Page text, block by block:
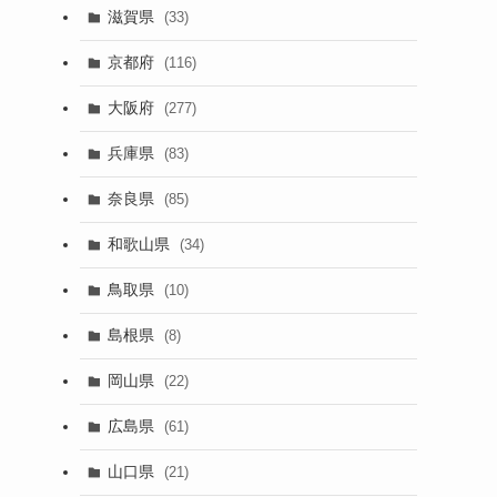
滋賀県 (33)
京都府 (116)
大阪府 (277)
兵庫県 (83)
奈良県 (85)
和歌山県 (34)
鳥取県 (10)
島根県 (8)
岡山県 (22)
広島県 (61)
山口県 (21)